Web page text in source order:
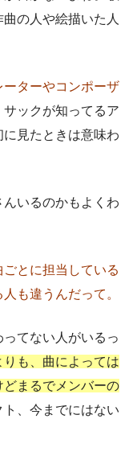
の人や絵描いた人
ターやコンポーザ
サックが知ってるア
見たときは意味わ
いるのかもよくわ
とに担当している
も違うんだって。
てない人がいるっ
も、曲によっては
まるでメンバーの
、今までにはない